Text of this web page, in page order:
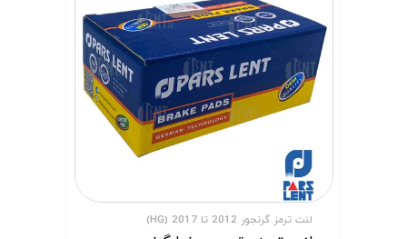
لنت ترمز گرنجور 2012 تا 2017 (HG)